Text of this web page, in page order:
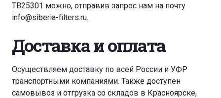
TB25301 можно, отправив запрос нам на почту
info@siberia-filters.ru.
Доставка и оплата
Осуществляем доставку по всей России и УФР
транспортными компаниями. Также доступен
самовывоз и отгрузка со складов в Красноярске,